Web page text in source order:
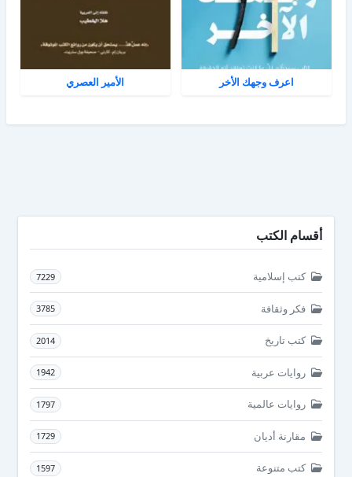
اعرف وجهك الأخر الأمير العصري
أقسام الكتب
كتب إسلامية 7229
فكر وثقافة 3785
كتب تاريخ 2014
روايات عربية 1942
روايات عالمية 1797
مقارنة أديان 1729
كتب متنوعة 1597